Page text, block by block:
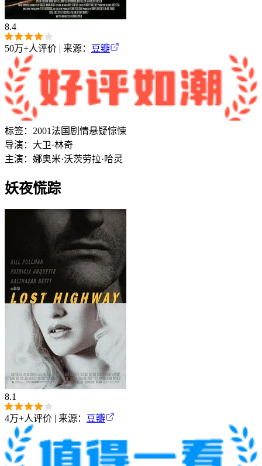
8.4
50万+人评价 | 来源： 豆瓣
标签： 2001法国 剧情悬疑惊悚
导演： 大卫·林奇
主演： 娜奥米·沃茨劳拉·哈灵
妖夜慌踪
8.1
4万+人评价 | 来源： 豆瓣